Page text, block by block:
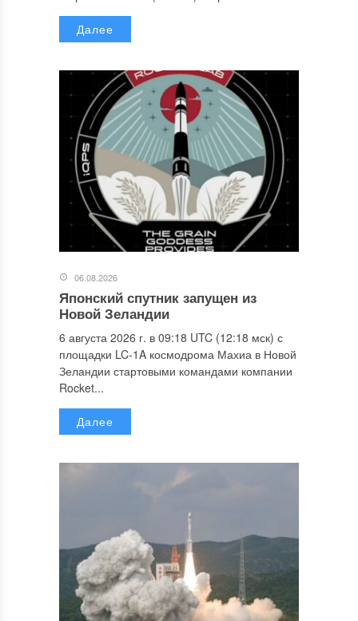
Далее
06.08.2026
Японский спутник запущен из
Новой Зеландии
6 августа 2026 г. в 09:18 UTC (12:18 мск) с
площадки LC-1A космодрома Махиа в Новой
Зеландии стартовыми командами компании
Rocket...
Далее